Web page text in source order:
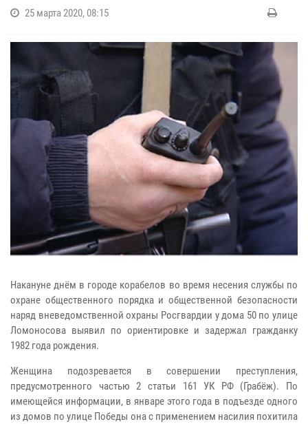
25 марта 2020, 08:15
Накануне днём в городе корабелов во время несения службы по
охране общественного порядка и общественной безопасности
наряд вневедомственной охраны Росгвардии у дома 50 по улице
Ломоносова выявил по ориентировке и задержал гражданку
1982 года рождения.
Женщина подозревается в совершении преступления,
предусмотренного частью 2 статьи 161 УК РФ (Грабёж). По
имеющейся информации, в январе этого года в подъезде одного
из домов по улице Победы она с применением насилия похитила